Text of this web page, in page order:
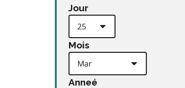
Jour
Mois
Anneé